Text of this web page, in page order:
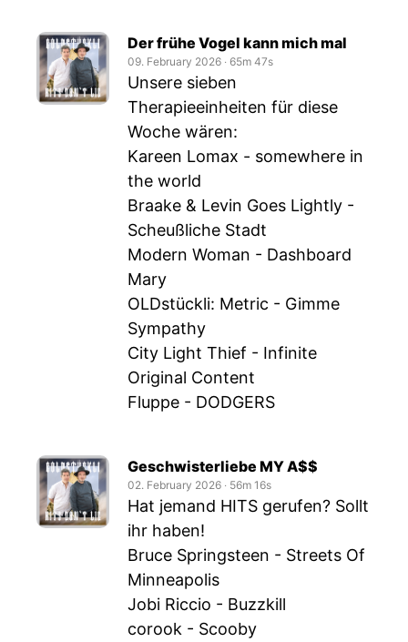
Der frühe Vogel kann mich mal
09. February 2026 ‧ 65m 47s
Unsere sieben
Therapieeinheiten für diese
Woche wären:
Kareen Lomax - somewhere in
the world
Braake & Levin Goes Lightly -
Scheußliche Stadt
Modern Woman - Dashboard
Mary
OLDstückli: Metric - Gimme
Sympathy
City Light Thief - Infinite
Original Content
Fluppe - DODGERS
Geschwisterliebe MY A$$
02. February 2026 ‧ 56m 16s
Hat jemand HITS gerufen? Sollt
ihr haben!
Bruce Springsteen - Streets Of
Minneapolis
Jobi Riccio - Buzzkill
corook - Scooby